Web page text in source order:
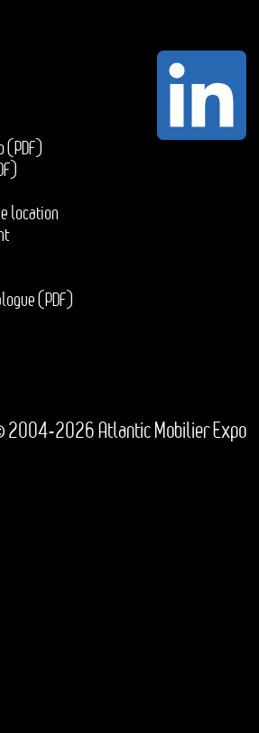
(PDF)
location
(PDF)
2004-2026 Atlantic Mobilier Expo